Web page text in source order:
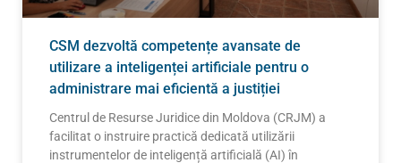
CSM dezvoltă competențe avansate de
utilizare a inteligenței artificiale pentru o
administrare mai eficientă a justiției
Centrul de Resurse Juridice din Moldova (CRJM) a
facilitat o instruire practică dedicată utilizării
instrumentelor de inteligență artificială (AI) în